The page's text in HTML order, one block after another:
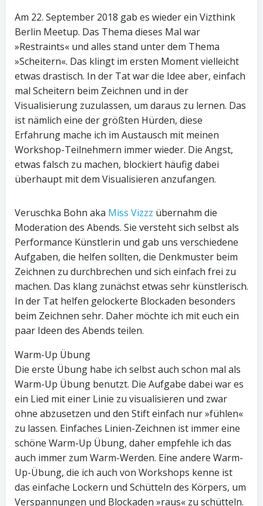
Am 22. September 2018 gab es wieder ein Vizthink
Berlin Meetup. Das Thema dieses Mal war
»Restraints« und alles stand unter dem Thema
»Scheitern«. Das klingt im ersten Moment vielleicht
etwas drastisch. In der Tat war die Idee aber, einfach
mal Scheitern beim Zeichnen und in der
Visualisierung zuzulassen, um daraus zu lernen. Das
ist nämlich eine der größten Hürden, diese
Erfahrung mache ich im Austausch mit meinen
Workshop-Teilnehmern immer wieder. Die Angst,
etwas falsch zu machen, blockiert häufig dabei
überhaupt mit dem Visualisieren anzufangen.
Veruschka Bohn aka Miss Vizzz übernahm die
Moderation des Abends. Sie versteht sich selbst als
Performance Künstlerin und gab uns verschiedene
Aufgaben, die helfen sollten, die Denkmuster beim
Zeichnen zu durchbrechen und sich einfach frei zu
machen. Das klang zunächst etwas sehr künstlerisch.
In der Tat helfen gelockerte Blockaden besonders
beim Zeichnen sehr. Daher möchte ich mit euch ein
paar Ideen des Abends teilen.
Warm-Up Übung
Die erste Übung habe ich selbst auch schon mal als
Warm-Up Übung benutzt. Die Aufgabe dabei war es
ein Lied mit einer Linie zu visualisieren und zwar
ohne abzusetzen und den Stift einfach nur »fühlen«
zu lassen. Einfaches Linien-Zeichnen ist immer eine
schöne Warm-Up Übung, daher empfehle ich das
auch immer zum Warm-Werden. Eine andere Warm-
Up-Übung, die ich auch von Workshops kenne ist
das einfache Lockern und Schütteln des Körpers, um
Verspannungen und Blockaden »raus« zu schütteln.